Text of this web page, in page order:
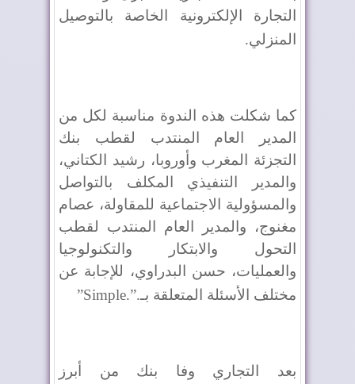
التجارة الإلكترونية الخاصة بالتوصيل
المنزلي.
كما شكلت هذه الندوة مناسبة لكل من
المدير العام المنتدب لقطب بنك
التجزئة المغرب وأوروبا، رشيد الكتاني،
والمدير التنفيذي المكلف بالتواصل
والمسؤولية الاجتماعية للمقاولة، عصام
مغنوج، والمدير العام المنتدب لقطب
التحول والابتكار والتكنولوجيا
والعمليات، حسن البدراوي، للإجابة عن
مختلف الأسئلة المتعلقة بـ”Simple.”.
بعد التجاري وفا بنك من أبرز